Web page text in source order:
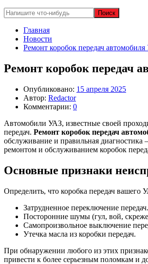
Главная
Новости
Ремонт коробок передач
Ремонт коробок передач
Опубликовано: 15 апреля 2025
Автор: Redactor
Комментарии: 0
Автомобили УАЗ, известные своей
передач. Ремонт коробок передач
обслуживание и правильная
ремонтом и обслуживанием коробок
Основные признаки
Определить, что коробка передач
Затрудненное переключение передач.
Посторонние шумы (гул, вой,
Самопроизвольное выключение
Утечка масла из коробки передач.
При обнаружении любого из этих
привести к более серьезным поломкам и